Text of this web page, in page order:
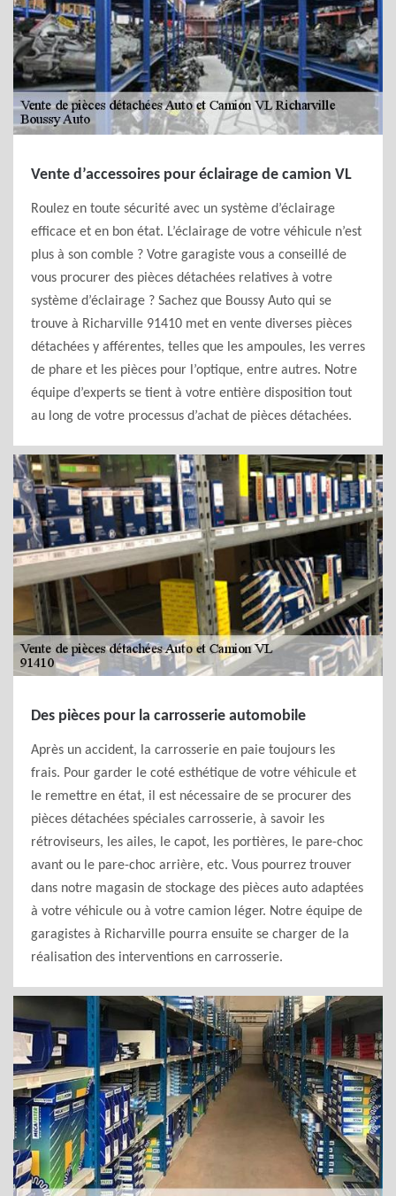
Vente d’accessoires pour éclairage de camion VL
Roulez en toute sécurité avec un système d’éclairage
efficace et en bon état. L’éclairage de votre véhicule n’est
plus à son comble ? Votre garagiste vous a conseillé de
vous procurer des pièces détachées relatives à votre
système d’éclairage ? Sachez que Boussy Auto qui se
trouve à Richarville 91410 met en vente diverses pièces
détachées y afférentes, telles que les ampoules, les verres
de phare et les pièces pour l’optique, entre autres. Notre
équipe d’experts se tient à votre entière disposition tout
au long de votre processus d’achat de pièces détachées.
Des pièces pour la carrosserie automobile
Après un accident, la carrosserie en paie toujours les
frais. Pour garder le coté esthétique de votre véhicule et
le remettre en état, il est nécessaire de se procurer des
pièces détachées spéciales carrosserie, à savoir les
rétroviseurs, les ailes, le capot, les portières, le pare-choc
avant ou le pare-choc arrière, etc. Vous pourrez trouver
dans notre magasin de stockage des pièces auto adaptées
à votre véhicule ou à votre camion léger. Notre équipe de
garagistes à Richarville pourra ensuite se charger de la
réalisation des interventions en carrosserie.